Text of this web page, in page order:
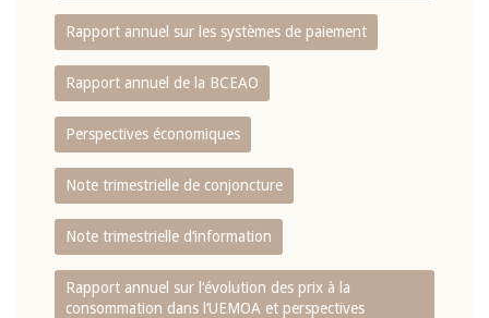
Rapport annuel sur les systèmes de paiement
Rapport annuel de la BCEAO
Perspectives économiques
Note trimestrielle de conjoncture
Note trimestrielle d‘information
Rapport annuel sur l‘évolution des prix à la
consommation dans l‘UEMOA et perspectives